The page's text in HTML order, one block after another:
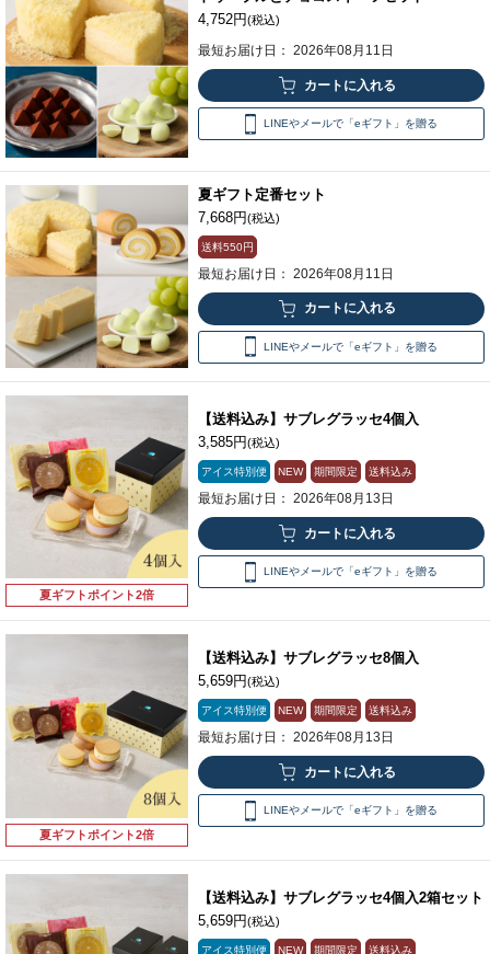
4,752円(税込)
最短お届け日： 2026年08月11日
LINEやメールで「eギフト」を贈る
夏ギフト定番セット
7,668円(税込)
送料550円
最短お届け日： 2026年08月11日
LINEやメールで「eギフト」を贈る
夏ギフトポイント2倍
【送料込み】サブレグラッセ4個入
3,585円(税込)
アイス特別便 NEW 期間限定 送料込み
最短お届け日： 2026年08月13日
LINEやメールで「eギフト」を贈る
夏ギフトポイント2倍
【送料込み】サブレグラッセ8個入
5,659円(税込)
アイス特別便 NEW 期間限定 送料込み
最短お届け日： 2026年08月13日
LINEやメールで「eギフト」を贈る
【送料込み】サブレグラッセ4個入2箱セット
5,659円(税込)
アイス特別便 NEW 期間限定 送料込み